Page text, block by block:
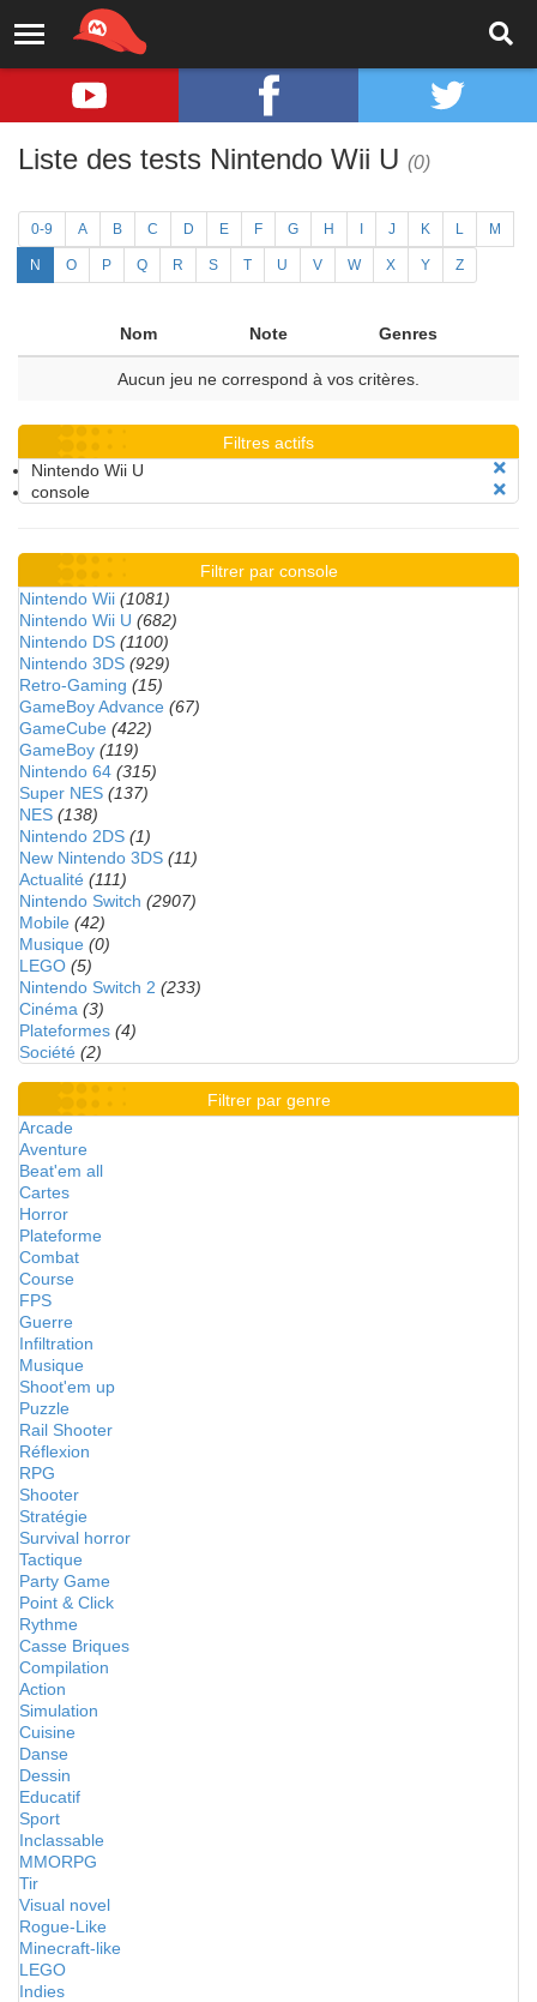
Liste des tests Nintendo Wii U (0)
0-9 A B C D E F G H J K L M
N O P Q R S T U V W X Y Z
Nom Note Genres
Aucun jeu ne correspond à vos critères.
Filtres actifs
Nintendo Wii U
console
Filtrer par console
Nintendo Wii (1081)
Nintendo Wii U (682)
Nintendo DS (1100)
Nintendo 3DS (929)
Retro-Gaming (15)
GameBoy Advance (67)
GameCube (422)
GameBoy (119)
Nintendo 64 (315)
Super NES (137)
NES (138)
Nintendo 2DS (1)
New Nintendo 3DS (11)
Actualité (111)
Nintendo Switch (2907)
Mobile (42)
Musique (0)
LEGO (5)
Nintendo Switch 2 (233)
Cinéma (3)
Plateformes (4)
Société (2)
Filtrer par genre
Arcade
Aventure
Beat'em all
Cartes
Horror
Plateforme
Combat
Course
FPS
Guerre
Infiltration
Musique
Shoot'em up
Puzzle
Rail Shooter
Réflexion
RPG
Shooter
Stratégie
Survival horror
Tactique
Party Game
Point & Click
Rythme
Casse Briques
Compilation
Action
Simulation
Cuisine
Danse
Dessin
Educatif
Sport
Inclassable
MMORPG
Tir
Visual novel
Rogue-Like
Minecraft-like
LEGO
Indies